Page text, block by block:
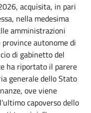
acquisita, in pari
nella medesima
amministrazioni
autonome di
di gabinetto del
ha riportato il parere
generale dello Stato
ove viene
capoverso dello